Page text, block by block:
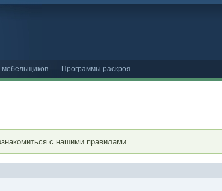
Программы раскроя
с нашими правилами.